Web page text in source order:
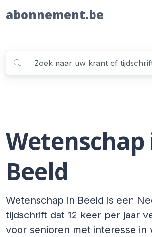
abonnement.be
Wetenschap
Beeld
Wetenschap in Beeld is een
tijdschrift dat 12 keer per jaar
voor senioren met interesse in